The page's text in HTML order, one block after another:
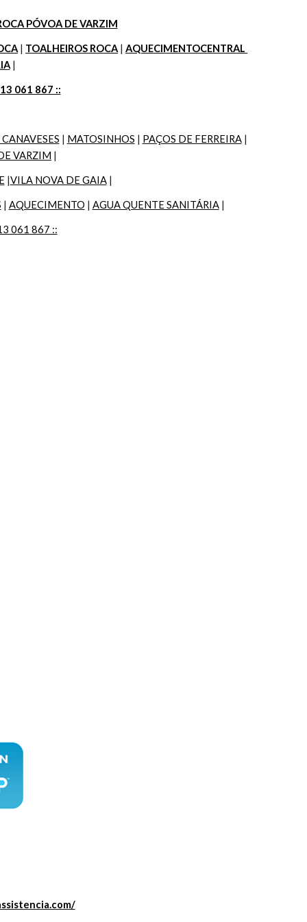
PÓVOA DE VARZIM
| TOALHEIROS ROCA | AQUECIMENTOCENTRAL
|
061 867 ::
| MATOSINHOS | PAÇOS DE FERREIRA
VARZIM |
|VILA NOVA DE GAIA |
| AQUECIMENTO | AGUA QUENTE SANITÁRIA |
061 867 ::